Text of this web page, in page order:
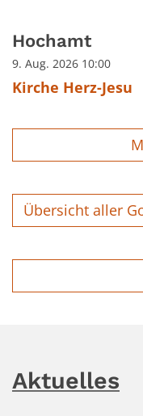
Hochamt
9. Aug. 2026 10:00
Kirche Herz-Jesu
Übersicht aller
Aktuelles